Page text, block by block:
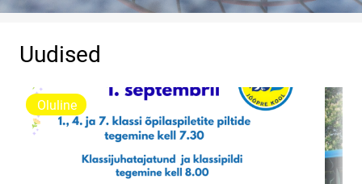
Uudised
Oluline